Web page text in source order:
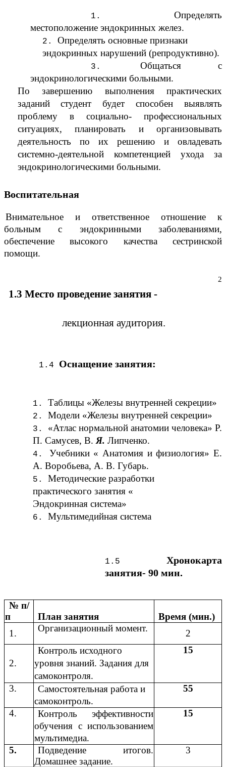
Определять
местоположение эндокринных желез.
Определять основные признаки
эндокринных нарушений (репродуктивно).
Общаться с
эндокринологическими больными.
По завершению выполнения практических
заданий студент будет способен выявлять
проблему в социально- профессиональных
ситуациях, планировать и организовывать
деятельность по их решению и овладевать
системно-деятельной компетенцией ухода за
эндокринологическими больными.
Воспитательная
Внимательное и ответственное отношение к
больным с эндокринными заболеваниями,
обеспечение высокого качества сестринской
помощи.
2
1.3 Место проведение занятия -
лекционная аудитория.
Оснащение занятия:
Таблицы «Железы внутренней секреции»
Модели «Железы внутренней секреции»
«Атлас нормальной анатомии человека» Р.
П. Самусев, В. Я. Липченко.
Учебники « Анатомия и физиология» Е.
А. Воробьева, А. В. Губарь.
Методические разработки
практического занятия «
Эндокринная система»
Мультимедийная система
Хронокарта
занятия- 90 мин.
№ п/
п
План занятия
Время (мин.)
1.
Организационный момент. 2
2.
Контроль исходного
уровня знаний. Задания для
самоконтроля.
15
3.
Самостоятельная работа и
самоконтроль.
55
4.
Контроль эффективности
обучения с использованием
мультимедиа.
15
5.
Подведение итогов.
Домашнее задание.
3